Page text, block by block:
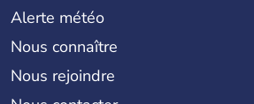
Alerte météo
Nous connaître
Nous rejoindre